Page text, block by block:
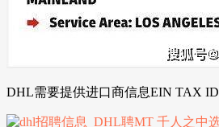
DHL需要提供进口商信息EIN TAX ID